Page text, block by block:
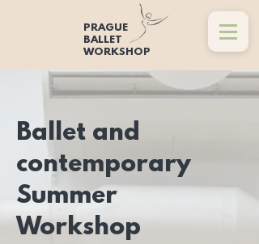
PRAGUE
BALLET
WORKSHOP
Ballet and
contemporary
Summer
Workshop